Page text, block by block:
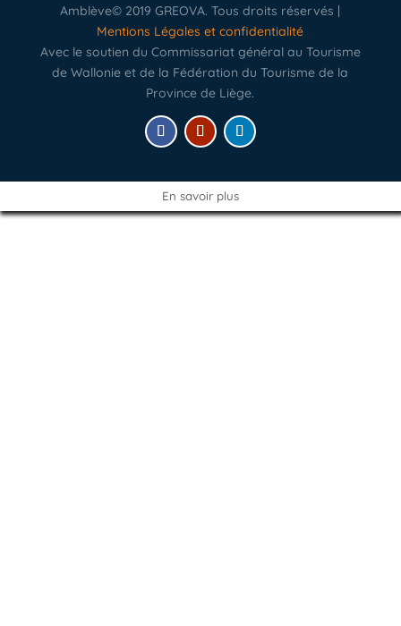
Amblève© 2019 GREOVA. Tous droits réservés |
Mentions Légales et confidentialité
Avec le soutien du Commissariat général au Tourisme
de Wallonie et de la Fédération du Tourisme de la
Province de Liège.
En savoir plus